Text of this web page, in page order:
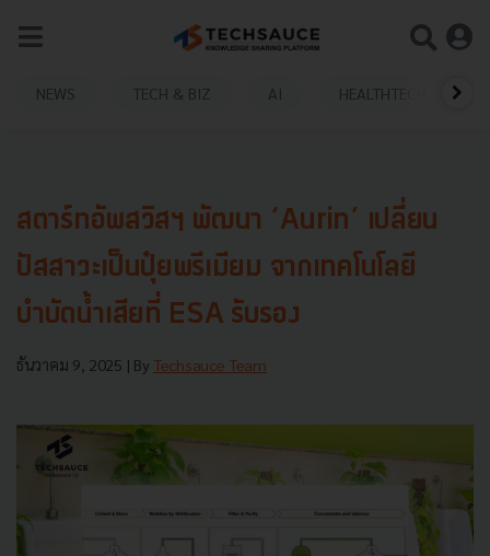
NEWS TECH & BIZ AI HEALTHTECH
สตาร์ทอัพสวิสฯ พัฒนา ‘Aurin’ เปลี่ยน
ปัสสาวะเป็นปุ๋ยพรีเมียม จากเทคโนโลยี
บำบัดน้ำเสียที่ ESA รับรอง
ธันวาคม 9, 2025 | By Techsauce Team